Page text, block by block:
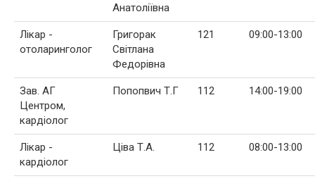
Анатоліївна
Лікар -
отоларинголог
Григорак
Світлана
Федорівна
121 09:00-13:00
Зав. АГ
Центром,
кардіолог
Попопвич Т.Г 112 14:00-19:00
Лікар -
кардіолог
Ціва Т.А. 112 08:00-13:00